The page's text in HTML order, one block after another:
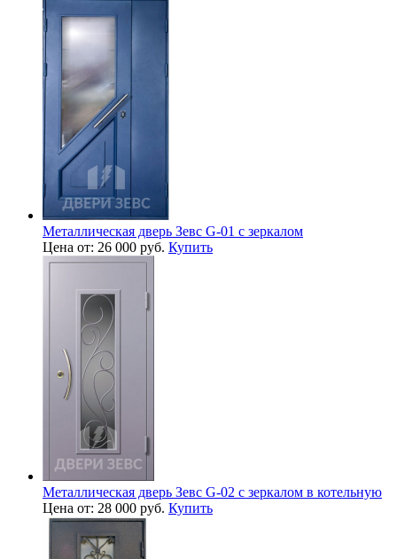
Металлическая дверь Зевс G-01 с зеркалом
Цена от: 26 000 руб. Купить
Металлическая дверь Зевс G-02 с зеркалом в котельную
Цена от: 28 000 руб. Купить